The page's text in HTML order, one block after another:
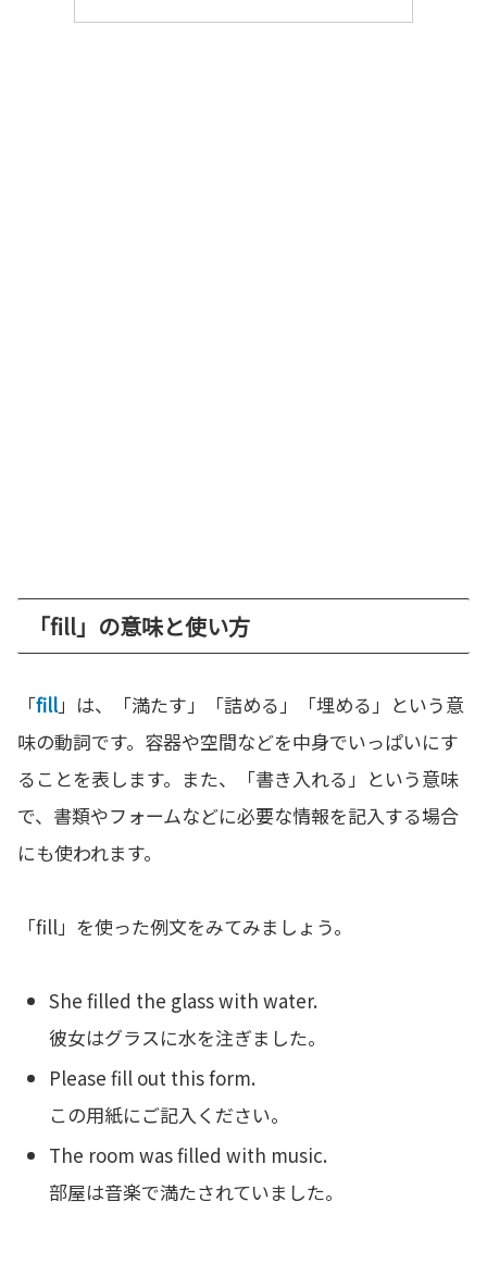
「fill」の意味と使い方
「fill」は、「満たす」「詰める」「埋める」という意
味の動詞です。容器や空間などを中身でいっぱいにす
ることを表します。また、「書き入れる」という意味
で、書類やフォームなどに必要な情報を記入する場合
にも使われます。
「fill」を使った例文をみてみましょう。
She filled the glass with water.
彼女はグラスに水を注ぎました。
Please fill out this form.
この用紙にご記入ください。
The room was filled with music.
部屋は音楽で満たされていました。